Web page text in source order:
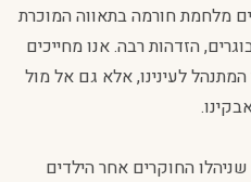
מלחמת חורמה בתאווה המוכרת
הזדהות רבה. אנו מחייכים
לעינינו, אלא גם אל מול
החוקרים אחר הילדים